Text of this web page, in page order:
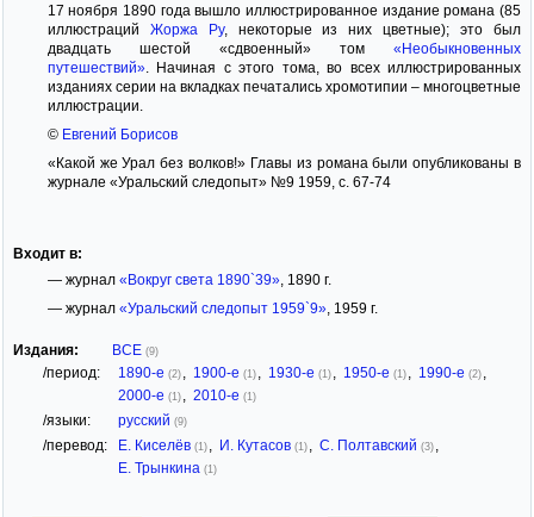
17 ноября 1890 года вышло иллюстрированное издание романа (85
иллюстраций Жоржа Ру, некоторые из них цветные); это был
двадцать шестой «сдвоенный» том «Необыкновенных
путешествий». Начиная с этого тома, во всех иллюстрированных
изданиях серии на вкладках печатались хромотипии – многоцветные
иллюстрации.
© Евгений Борисов
«Какой же Урал без волков!» Главы из романа были опубликованы в
журнале «Уральский следопыт» №9 1959, с. 67-74
Входит в:
— журнал «Вокруг света 1890`39», 1890 г.
— журнал «Уральский следопыт 1959`9», 1959 г.
Издания: ВСЕ (9)
/период: 1890-е (2) 1900-е (1) 1930-е (1) 1950-е (1) 1990-е (2)
2000-е (1) 2010-е (1)
/языки: русский (9)
/перевод: Е. Киселёв (1) И. Кутасов (1) С. Полтавский (3)
Е. Трынкина (1)